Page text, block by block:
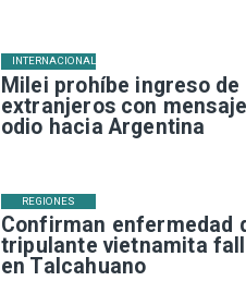
Milei prohíbe ingreso de
extranjeros con
odio hacia Argentina
INTERNACIONAL
Confirman enfermedad
tripulante vietnamita
en Talcahuano
REGIONES